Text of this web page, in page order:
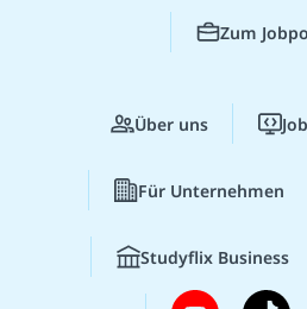
Zum
Über uns
Für Unternehmen
Studyflix Business